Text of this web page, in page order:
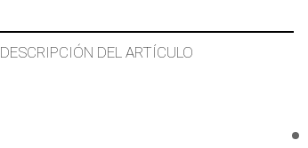
DESCRIPCIÓN DEL ARTÍCULO